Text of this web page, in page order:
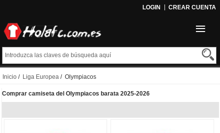
LOGIN CREAR CUENTA
Inicio / Liga Europea / Olympiacos
Comprar camiseta del Olympiacos barata 2025-2026